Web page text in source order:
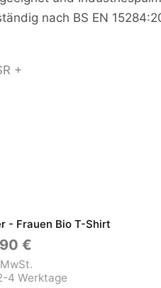
nach BS EN
+
- Frauen Bio T-Shirt
€
4 Werktage